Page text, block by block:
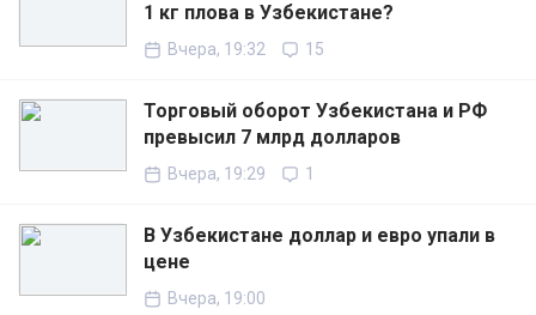
1 кг плова в Узбекистане?
Вчера, 19:32 15
Торговый оборот Узбекистана и РФ
превысил 7 млрд долларов
Вчера, 19:29 1
В Узбекистане доллар и евро упали в
цене
Вчера, 19:00